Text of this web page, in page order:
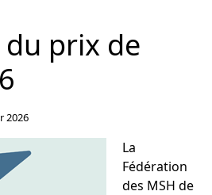
prix de
2026
La
Fédération
des MSH de